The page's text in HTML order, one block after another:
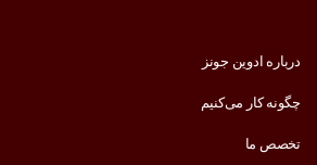
درباره ادوین جونز
چگونه کار می‌کنیم
تخصص ما